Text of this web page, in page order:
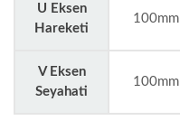
U Eksen
Hareketi
100mm
V Eksen
Seyahati
100mm